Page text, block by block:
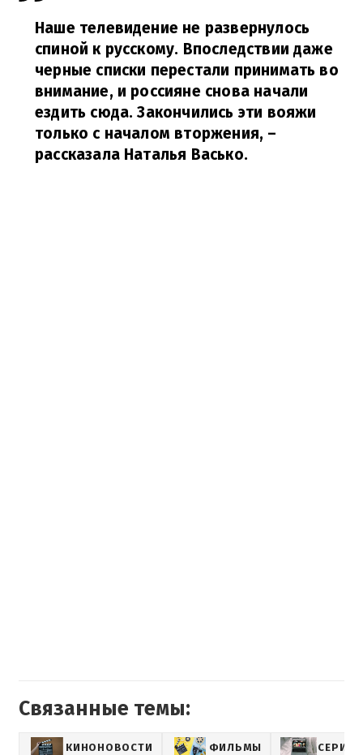
Наше телевидение не развернулось
спиной к русскому. Впоследствии даже
черные списки перестали принимать во
внимание, и россияне снова начали
ездить сюда. Закончились эти вояжи
только с началом вторжения, –
рассказала Наталья Васько.
Связанные темы:
КИНОНОВОСТИ ФИЛЬМЫ